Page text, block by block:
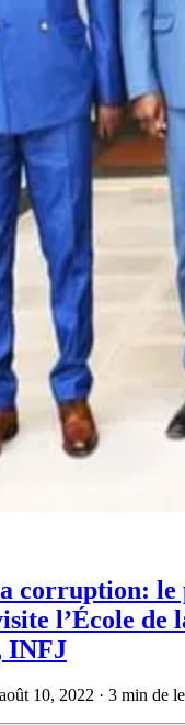
corruption: le
l’École de
INFJ
août 10, 2022 · 3 min de